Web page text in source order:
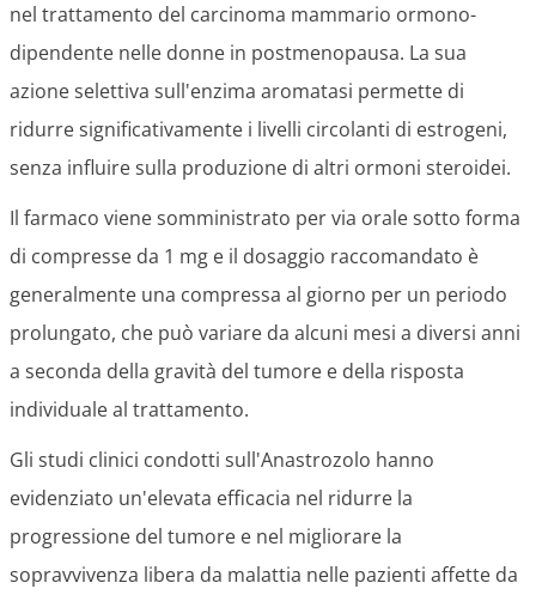
nel trattamento del carcinoma mammario ormono-
dipendente nelle donne in postmenopausa. La sua
azione selettiva sull'enzima aromatasi permette di
ridurre significativamente i livelli circolanti di estrogeni,
senza influire sulla produzione di altri ormoni steroidei.
Il farmaco viene somministrato per via orale sotto forma
di compresse da 1 mg e il dosaggio raccomandato è
generalmente una compressa al giorno per un periodo
prolungato, che può variare da alcuni mesi a diversi anni
a seconda della gravità del tumore e della risposta
individuale al trattamento.
Gli studi clinici condotti sull'Anastrozolo hanno
evidenziato un'elevata efficacia nel ridurre la
progressione del tumore e nel migliorare la
sopravvivenza libera da malattia nelle pazienti affette da